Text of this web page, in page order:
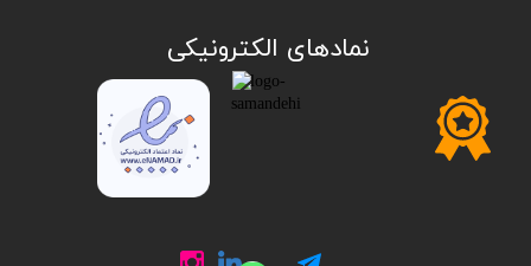
​نمادهای الکترونیکی